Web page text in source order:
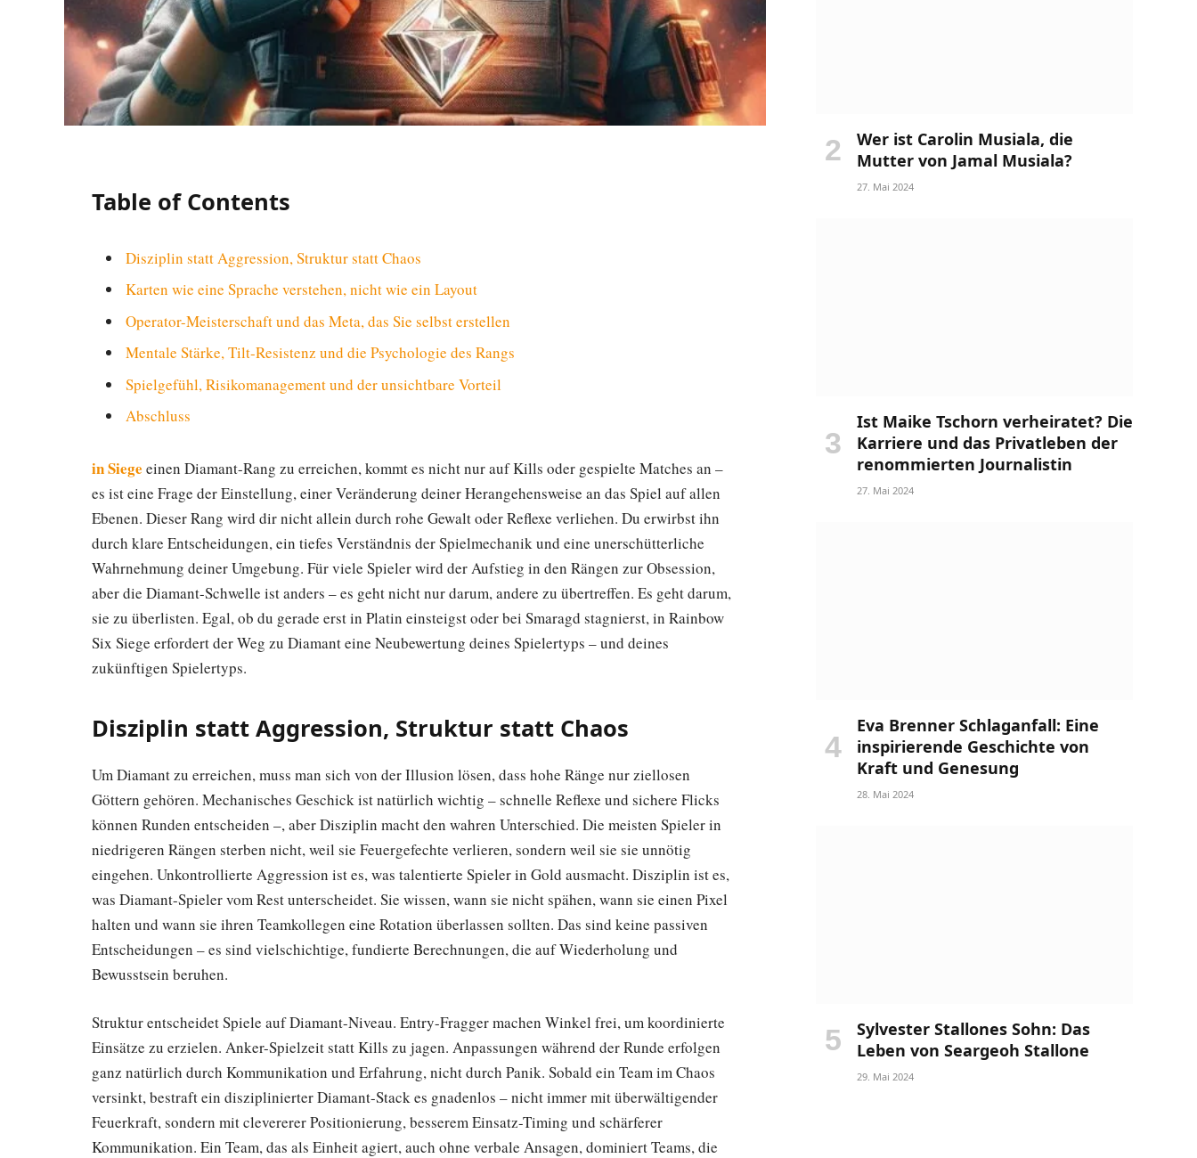
Table of Contents
Disziplin statt Aggression, Struktur statt Chaos
Karten wie eine Sprache verstehen, nicht wie ein Layout
Operator-Meisterschaft und das Meta, das Sie selbst erstellen
Mentale Stärke, Tilt-Resistenz und die Psychologie des Rangs
Spielgefühl, Risikomanagement und der unsichtbare Vorteil
Abschluss
in Siege einen Diamant-Rang zu erreichen, kommt es nicht nur auf Kills oder gespielte Matches an –
es ist eine Frage der Einstellung, einer Veränderung deiner Herangehensweise an das Spiel auf allen
Ebenen. Dieser Rang wird dir nicht allein durch rohe Gewalt oder Reflexe verliehen. Du erwirbst ihn
durch klare Entscheidungen, ein tiefes Verständnis der Spielmechanik und eine unerschütterliche
Wahrnehmung deiner Umgebung. Für viele Spieler wird der Aufstieg in den Rängen zur Obsession,
aber die Diamant-Schwelle ist anders – es geht nicht nur darum, andere zu übertreffen. Es geht darum,
sie zu überlisten. Egal, ob du gerade erst in Platin einsteigst oder bei Smaragd stagnierst, in Rainbow
Six Siege erfordert der Weg zu Diamant eine Neubewertung deines Spielertyps – und deines
zukünftigen Spielertyps.
Disziplin statt Aggression, Struktur statt Chaos
Um Diamant zu erreichen, muss man sich von der Illusion lösen, dass hohe Ränge nur ziellosen
Göttern gehören. Mechanisches Geschick ist natürlich wichtig – schnelle Reflexe und sichere Flicks
können Runden entscheiden –, aber Disziplin macht den wahren Unterschied. Die meisten Spieler in
niedrigeren Rängen sterben nicht, weil sie Feuergefechte verlieren, sondern weil sie sie unnötig
eingehen. Unkontrollierte Aggression ist es, was talentierte Spieler in Gold ausmacht. Disziplin ist es,
was Diamant-Spieler vom Rest unterscheidet. Sie wissen, wann sie nicht spähen, wann sie einen Pixel
halten und wann sie ihren Teamkollegen eine Rotation überlassen sollten. Das sind keine passiven
Entscheidungen – es sind vielschichtige, fundierte Berechnungen, die auf Wiederholung und
Bewusstsein beruhen.
Struktur entscheidet Spiele auf Diamant-Niveau. Entry-Fragger machen Winkel frei, um koordinierte
Einsätze zu erzielen. Anker-Spielzeit statt Kills zu jagen. Anpassungen während der Runde erfolgen
ganz natürlich durch Kommunikation und Erfahrung, nicht durch Panik. Sobald ein Team im Chaos
versinkt, bestraft ein disziplinierter Diamant-Stack es gnadenlos – nicht immer mit überwältigender
Feuerkraft, sondern mit clevererer Positionierung, besserem Einsatz-Timing und schärferer
Kommunikation. Ein Team, das als Einheit agiert, auch ohne verbale Ansagen, dominiert Teams, die
Wer ist Carolin Musiala, die
Mutter von Jamal Musiala?
27. Mai 2024
Ist Maike Tschorn verheiratet? Die
Karriere und das Privatleben der
renommierten Journalistin
27. Mai 2024
Eva Brenner Schlaganfall: Eine
inspirierende Geschichte von
Kraft und Genesung
28. Mai 2024
Sylvester Stallones Sohn: Das
Leben von Seargeoh Stallone
29. Mai 2024